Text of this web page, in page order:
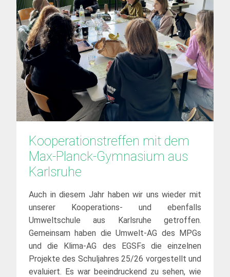
Kooperationstreffen mit dem
Max-Planck-Gymnasium aus
Karlsruhe
Auch in diesem Jahr haben wir uns wieder mit
unserer Kooperations- und ebenfalls
Umweltschule aus Karlsruhe getroffen.
Gemeinsam haben die Umwelt-AG des MPGs
und die Klima-AG des EGSFs die einzelnen
Projekte des Schuljahres 25/26 vorgestellt und
evaluiert. Es war beeindruckend zu sehen, wie